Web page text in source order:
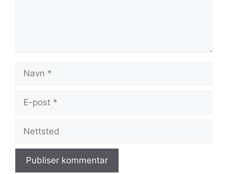
Navn
Nettsted